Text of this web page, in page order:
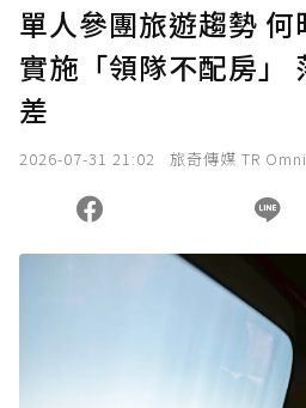
您當前剩餘 U 利點數：0點
單人參團旅遊趨勢
實施「領隊不配房」
差
2026-07-31 21:02 旅奇傳媒 TR